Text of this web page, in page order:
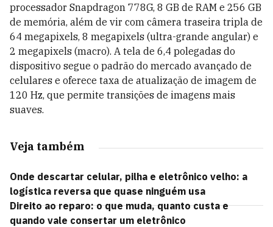
processador Snapdragon 778G, 8 GB de RAM e 256 GB
de memória, além de vir com câmera traseira tripla de
64 megapixels, 8 megapixels (ultra-grande angular) e
2 megapixels (macro). A tela de 6,4 polegadas do
dispositivo segue o padrão do mercado avançado de
celulares e oferece taxa de atualização de imagem de
120 Hz, que permite transições de imagens mais
suaves.
Veja também
Onde descartar celular, pilha e eletrônico velho: a
logística reversa que quase ninguém usa
Direito ao reparo: o que muda, quanto custa e
quando vale consertar um eletrônico